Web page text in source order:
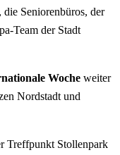
Seniorenbüros, der
Team der Stadt
Woche weiter
Nordstadt und
Treffpunkt Stollenpark